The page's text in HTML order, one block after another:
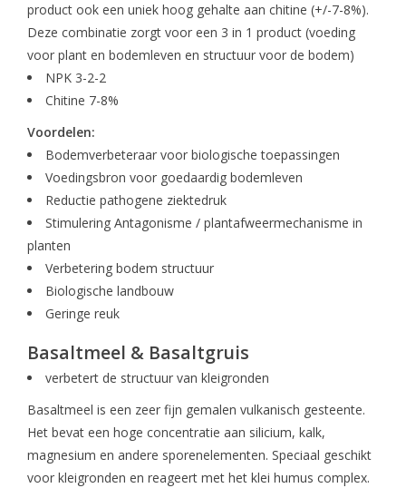
product ook een uniek hoog gehalte aan chitine (+/-7-8%).
Deze combinatie zorgt voor een 3 in 1 product (voeding
voor plant en bodemleven en structuur voor de bodem)
NPK 3-2-2
Chitine 7-8%
Voordelen:
Bodemverbeteraar voor biologische toepassingen
Voedingsbron voor goedaardig bodemleven
Reductie pathogene ziektedruk
Stimulering Antagonisme / plantafweermechanisme in
planten
Verbetering bodem structuur
Biologische landbouw
Geringe reuk
Basaltmeel & Basaltgruis
verbetert de structuur van kleigronden
Basaltmeel is een zeer fijn gemalen vulkanisch gesteente.
Het bevat een hoge concentratie aan silicium, kalk,
magnesium en andere sporenelementen. Speciaal geschikt
voor kleigronden en reageert met het klei humus complex.